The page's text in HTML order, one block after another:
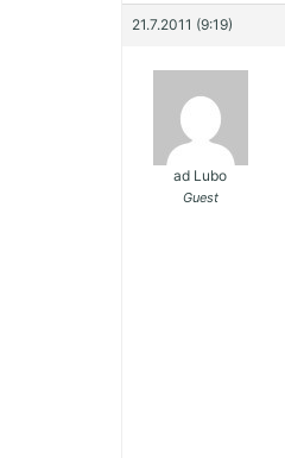
21.7.2011 (9:19)
ad Lubo
Guest